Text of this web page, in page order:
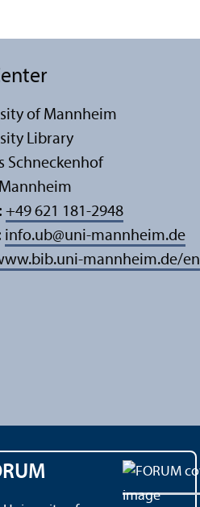
of Mannheim
Library
Schneckenhof
+49 621 181-2948
info.ub@uni-mannheim.de
mannheim.de/en